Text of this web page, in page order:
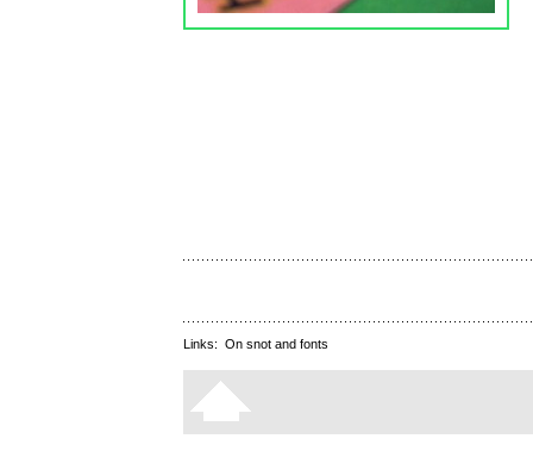
Links: On snot and fonts